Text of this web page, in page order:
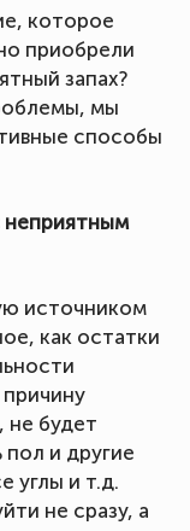
которое
приобрели
запах?
мы
способы
неприятным
источником
как остатки
не будет
и другие
углы и т.д.
не сразу, а